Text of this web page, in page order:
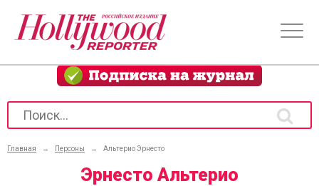
Главная → Персоны → Альтерио Эрнесто
Эрнесто Альтерио